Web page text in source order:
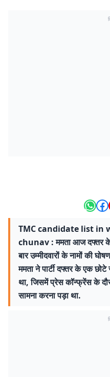
TMC candidate list in
chunav : ममता आज दफ्तर के
बार उम्मीदवारों के नामों की
ममता ने पार्टी दफ्तर के एक
था, जिसमें प्रेस कॉन्फ्रेंस के
सामना करना पड़ा था.